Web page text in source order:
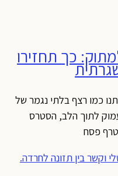
כך תחזירו
כמו רצף בלתי נגמר של
לתוך הלב, הסטרס
פסח